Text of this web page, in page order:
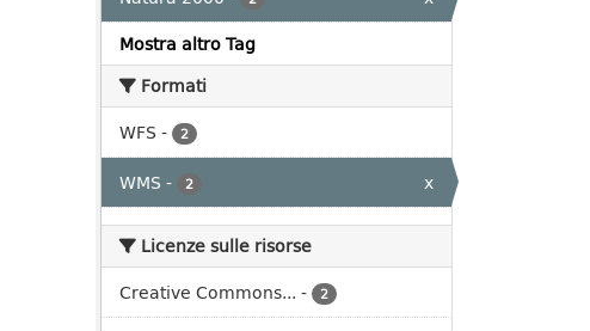
Mostra altro Tag
Formati
WFS - 2
WMS - 2 x
Licenze sulle risorse
Creative Commons... - 2